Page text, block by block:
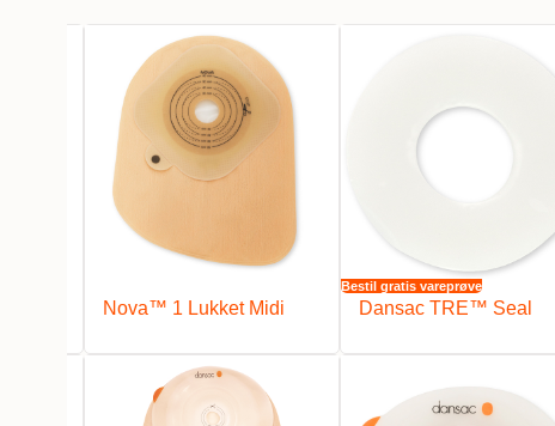
Nova™ 1 Lukket Midi
Bestil gratis vareprøve
Dansac TRE™ Seal